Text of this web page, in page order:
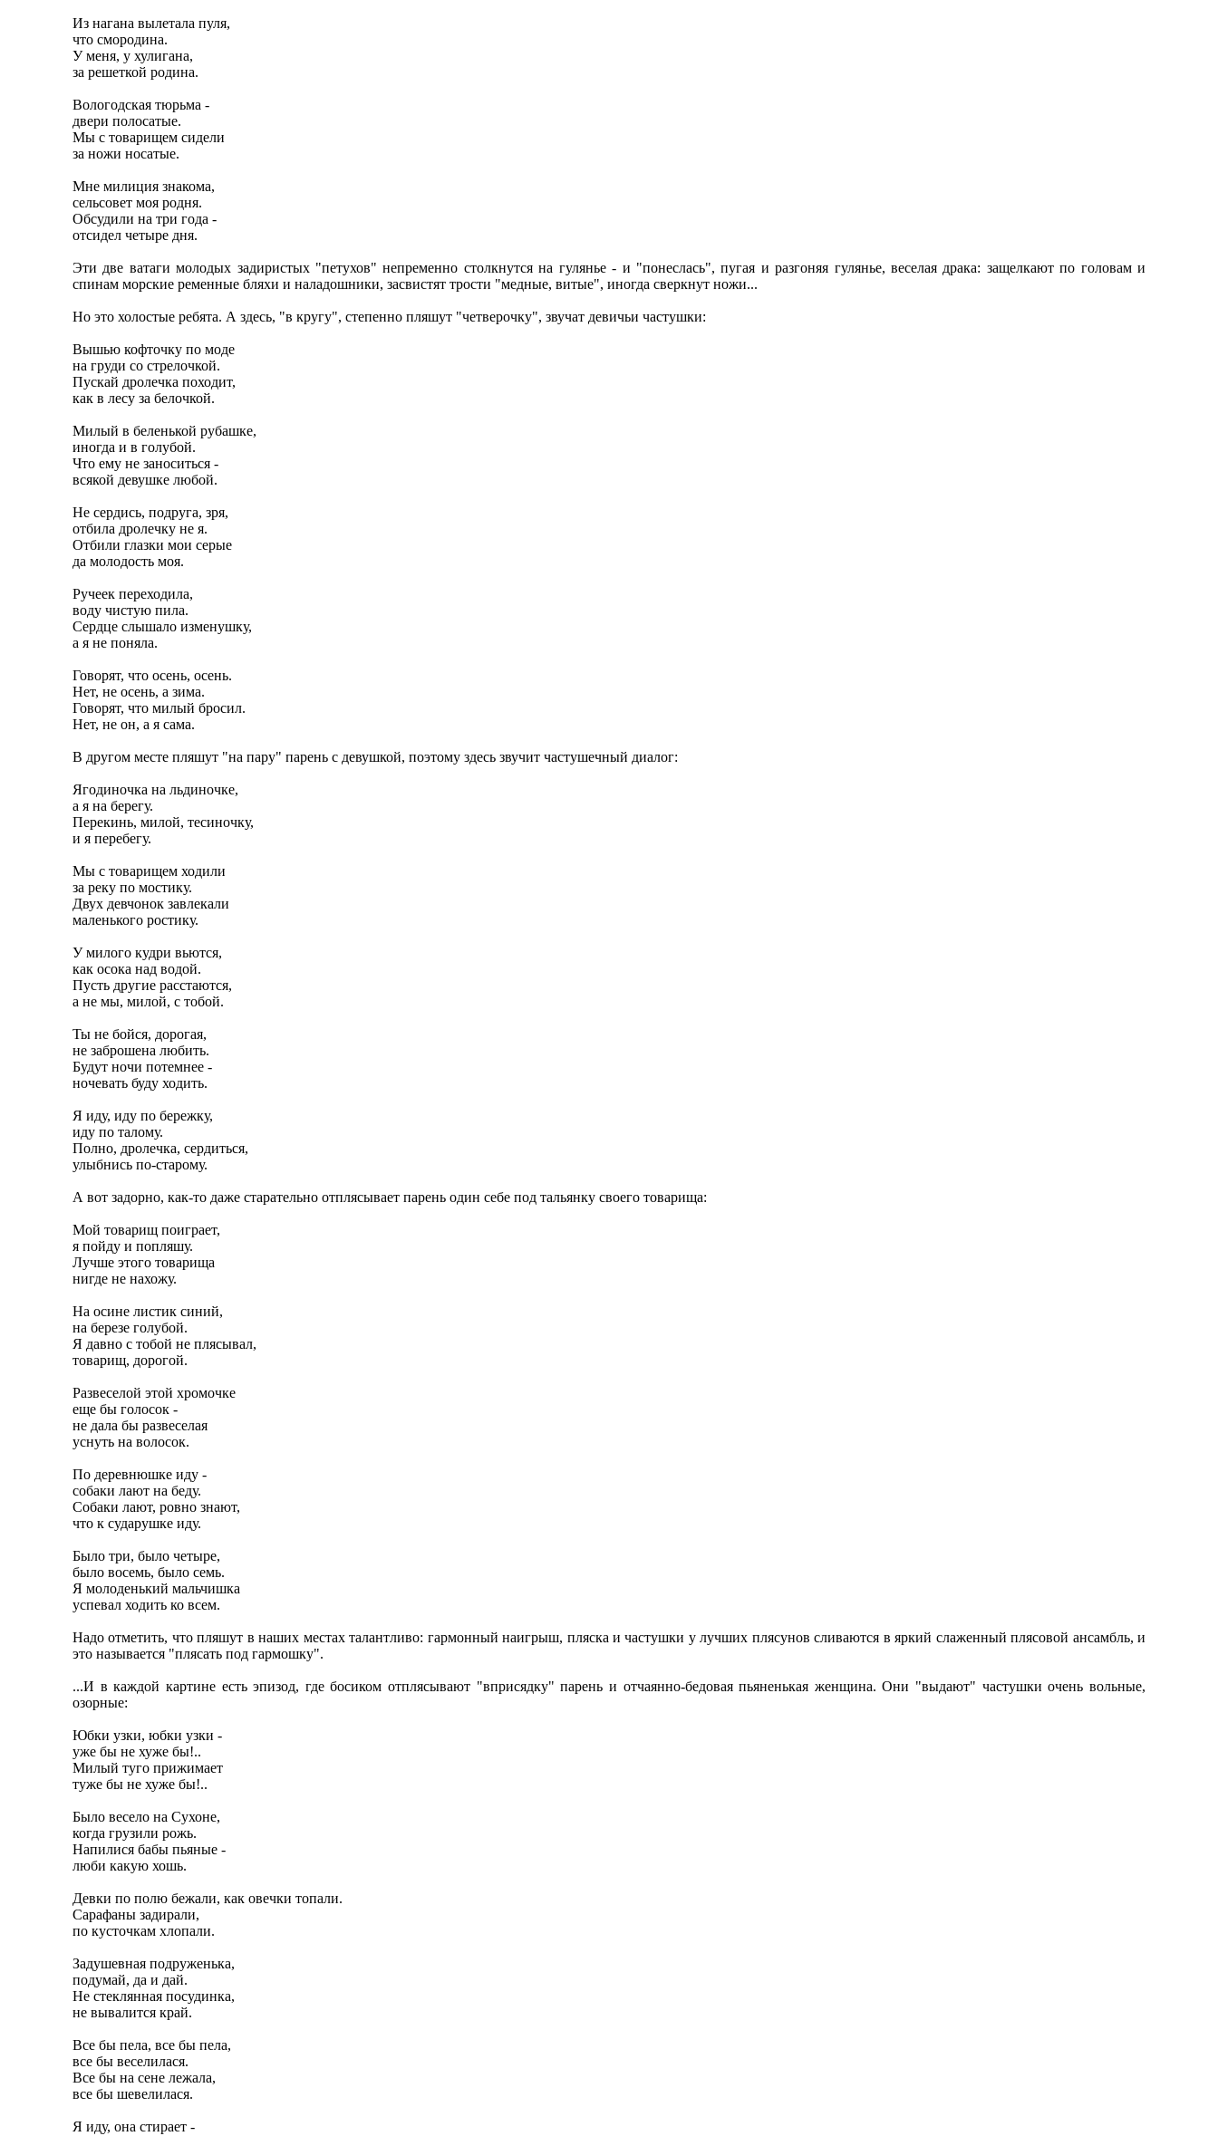
Из нагана вылетала пуля,
что смородина.
У меня, у хулигана,
за решеткой родина.
Вологодская тюрьма -
двери полосатые.
Мы с товарищем сидели
за ножи носатые.
Мне милиция знакома,
сельсовет моя родня.
Обсудили на три года -
отсидел четыре дня.
Эти две ватаги молодых задиристых "петухов" непременно столкнутся на гулянье - и "понеслась", пугая и разгоняя гулянье, веселая драка: защелкают по головам и
спинам морские ременные бляхи и наладошники, засвистят трости "медные, витые", иногда сверкнут ножи...
Но это холостые ребята. А здесь, "в кругу", степенно пляшут "четверочку", звучат девичьи частушки:
Вышью кофточку по моде
на груди со стрелочкой.
Пускай дролечка походит,
как в лесу за белочкой.
Милый в беленькой рубашке,
иногда и в голубой.
Что ему не заноситься -
всякой девушке любой.
Не сердись, подруга, зря,
отбила дролечку не я.
Отбили глазки мои серые
да молодость моя.
Ручеек переходила,
воду чистую пила.
Сердце слышало изменушку,
а я не поняла.
Говорят, что осень, осень.
Нет, не осень, а зима.
Говорят, что милый бросил.
Нет, не он, а я сама.
В другом месте пляшут "на пару" парень с девушкой, поэтому здесь звучит частушечный диалог:
Ягодиночка на льдиночке,
а я на берегу.
Перекинь, милой, тесиночку,
и я перебегу.
Мы с товарищем ходили
за реку по мостику.
Двух девчонок завлекали
маленького ростику.
У милого кудри вьются,
как осока над водой.
Пусть другие расстаются,
а не мы, милой, с тобой.
Ты не бойся, дорогая,
не заброшена любить.
Будут ночи потемнее -
ночевать буду ходить.
Я иду, иду по бережку,
иду по талому.
Полно, дролечка, сердиться,
улыбнись по-старому.
А вот задорно, как-то даже старательно отплясывает парень один себе под тальянку своего товарища:
Мой товарищ поиграет,
я пойду и попляшу.
Лучше этого товарища
нигде не нахожу.
На осине листик синий,
на березе голубой.
Я давно с тобой не плясывал,
товарищ, дорогой.
Развеселой этой хромочке
еще бы голосок -
не дала бы развеселая
уснуть на волосок.
По деревнюшке иду -
собаки лают на беду.
Собаки лают, ровно знают,
что к сударушке иду.
Было три, было четыре,
было восемь, было семь.
Я молоденький мальчишка
успевал ходить ко всем.
Надо отметить, что пляшут в наших местах талантливо: гармонный наигрыш, пляска и частушки у лучших плясунов сливаются в яркий слаженный плясовой ансамбль, и
это называется "плясать под гармошку".
...И в каждой картине есть эпизод, где босиком отплясывают "вприсядку" парень и отчаянно-бедовая пьяненькая женщина. Они "выдают" частушки очень вольные,
озорные:
Юбки узки, юбки узки -
уже бы не хуже бы!..
Милый туго прижимает
туже бы не хуже бы!..
Было весело на Сухоне,
когда грузили рожь.
Напилися бабы пьяные -
люби какую хошь.
Девки по полю бежали, как овечки топали.
Сарафаны задирали,
по кусточкам хлопали.
Задушевная подруженька,
подумай, да и дай.
Не стеклянная посудинка,
не вывалится край.
Все бы пела, все бы пела,
все бы веселилася.
Все бы на сене лежала,
все бы шевелилася.
Я иду, она стирает -